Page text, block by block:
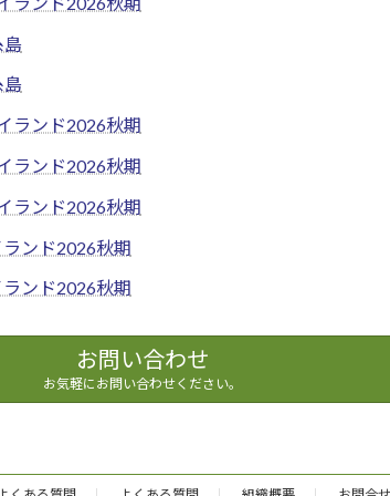
島
島
ランド2026秋期
ランド2026秋期
ランド2026秋期
ンド2026秋期
ンド2026秋期
お問い合わせ
お気軽にお問い合わせください。